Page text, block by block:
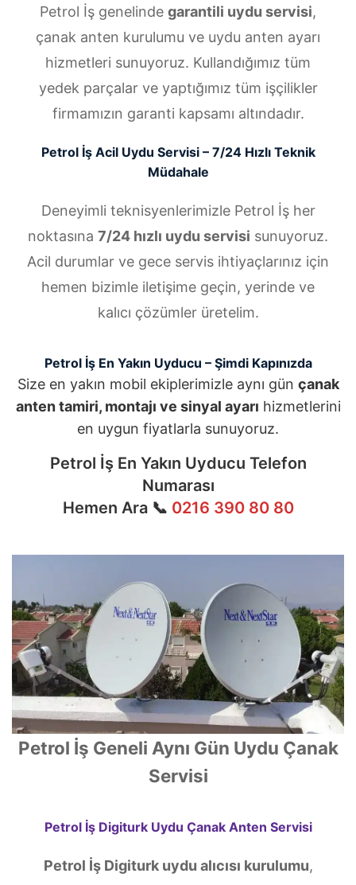
Petrol İş genelinde garantili uydu servisi,
çanak anten kurulumu ve uydu anten ayarı
hizmetleri sunuyoruz. Kullandığımız tüm
yedek parçalar ve yaptığımız tüm işçilikler
firmamızın garanti kapsamı altındadır.
Petrol İş Acil Uydu Servisi – 7/24 Hızlı Teknik
Müdahale
Deneyimli teknisyenlerimizle Petrol İş her
noktasına 7/24 hızlı uydu servisi sunuyoruz.
Acil durumlar ve gece servis ihtiyaçlarınız için
hemen bizimle iletişime geçin, yerinde ve
kalıcı çözümler üretelim.
Petrol İş En Yakın Uyducu – Şimdi Kapınızda
Size en yakın mobil ekiplerimizle aynı gün çanak
anten tamiri, montajı ve sinyal ayarı hizmetlerini
en uygun fiyatlarla sunuyoruz.
Petrol İş En Yakın Uyducu Telefon
Numarası
Hemen Ara 📞 0216 390 80 80
Petrol İş Geneli Aynı Gün Uydu Çanak
Servisi
Petrol İş Digiturk Uydu Çanak Anten Servisi
Petrol İş Digiturk uydu alıcısı kurulumu,